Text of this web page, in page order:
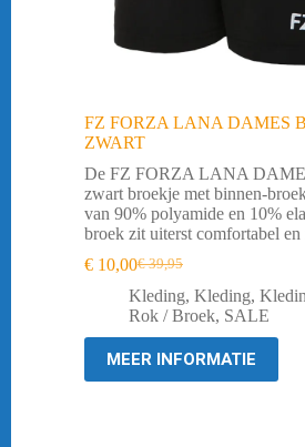
FZ FORZA LANA DAMES
ZWART
De FZ FORZA LANA
zwart broekje met binnen-
van 90% polyamide en 10%
broek zit uiterst comfortabel en
€39,95
Oorspronkelijke
prijs
was:
€ 10,00Huidige
prijs
is:
Kleding, Kleding,
Rok / Broek, SALE
MEER INFORMATIE